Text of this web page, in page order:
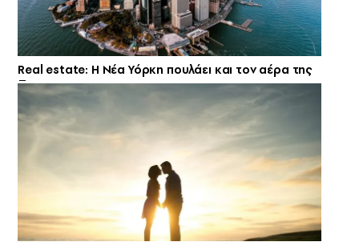
Real estate: H Νέα Υόρκη πουλάει και τον αέρα της